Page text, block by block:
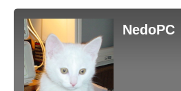
NedoPC